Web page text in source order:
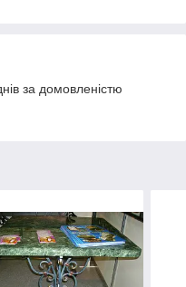
за домовленістю